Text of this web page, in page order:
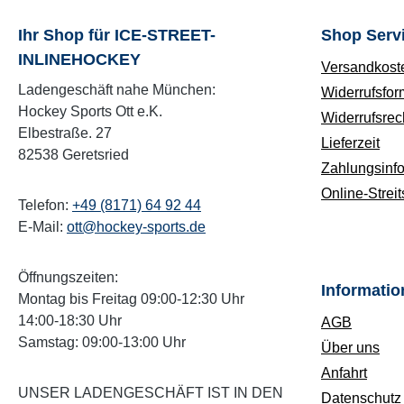
sind
wurde
Ihr Shop für ICE-STREET-
INLINEHOCKEY
Ladengeschäft nahe München:
Hockey Sports Ott e.K.
Elbestraße. 27
82538 Geretsried
Telefon: +49 (8171) 64 92 44
E-Mail: ott@hockey-sports.de
Öffnungszeiten:
Montag bis Freitag 09:00-12:30 Uhr
14:00-18:30 Uhr
Samstag: 09:00-13:00 Uhr
UNSER LADENGESCHÄFT IST IN DEN
Shop
Lieferzeit
Online-
AGB
Über uns
Anfahrt
Datenschutz